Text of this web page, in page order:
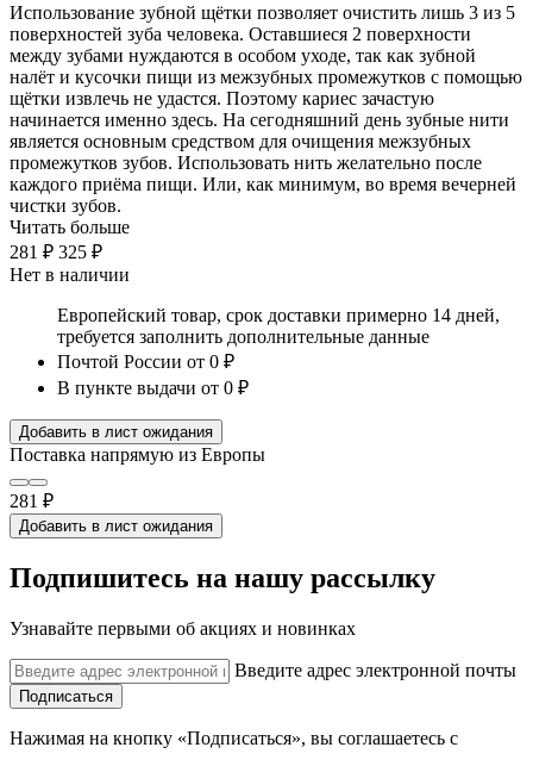
Использование зубной щётки позволяет очистить лишь 3 из 5
поверхностей зуба человека. Оставшиеся 2 поверхности
между зубами нуждаются в особом уходе, так как зубной
налёт и кусочки пищи из межзубных промежутков с помощью
щётки извлечь не удастся. Поэтому кариес зачастую
начинается именно здесь. На сегодняшний день зубные нити
является основным средством для очищения межзубных
промежутков зубов. Использовать нить желательно после
каждого приёма пищи. Или, как минимум, во время вечерней
чистки зубов.
Читать больше
281 ₽ 325 ₽
Нет в наличии
Европейский товар, срок доставки примерно 14 дней,
требуется заполнить дополнительные данные
Почтой России от 0 ₽
В пункте выдачи от 0 ₽
Добавить в лист ожидания
Поставка напрямую из Европы
281 ₽
Добавить в лист ожидания
Подпишитесь на нашу рассылку
Узнавайте первыми об акциях и новинках
Введите адрес электронной почты
Подписаться
Нажимая на кнопку «Подписаться», вы соглашаетесь с